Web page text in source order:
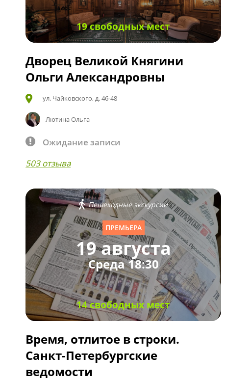
19 свободных мест
Дворец Великой Княгини
Ольги Александровны
ул. Чайковского, д. 46-48
Лютина Ольга
Ожидание записи
503 отзыва
Пешеходные экскурсии
ПРЕМЬЕРА
19 августа
Среда 18:30
14 свободных мест
Время, отлитое в строки.
Санкт-Петербургские
ведомости